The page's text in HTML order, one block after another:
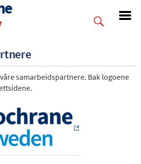
samarbeidspartnere. Bak logoene